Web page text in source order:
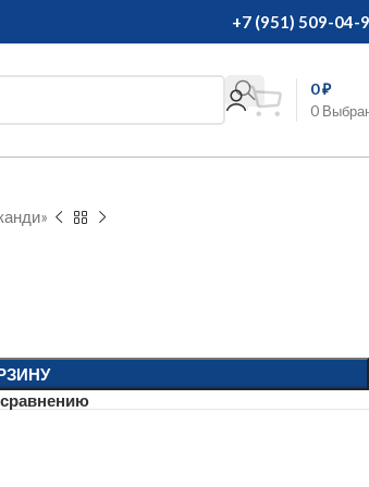
+7 (951) 509-04-
0
0₽